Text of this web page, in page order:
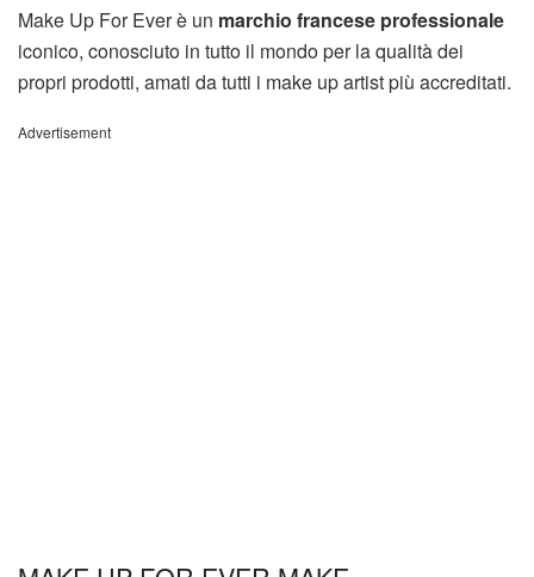
Make Up For Ever è un marchio francese professionale
iconico, conosciuto in tutto il mondo per la qualità dei
propri prodotti, amati da tutti i make up artist più accreditati.
Advertisement